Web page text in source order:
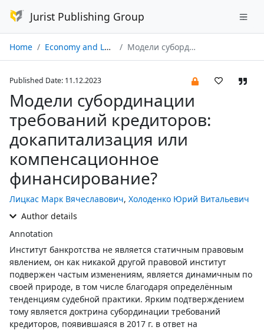
Jurist Publishing Group
Home Economy and Law № 12/2023 Модели субординации требований кредиторов: докапитализация или компенсационное финансирование?
Published Date: 11.12.2023
Модели субординации
требований кредиторов:
докапитализация или
компенсационное
финансирование?
Лицкас Марк Вячеславович, Холоденко Юрий Витальевич
Author details
Annotation
Институт банкротства не является статичным правовым
явлением, он как никакой другой правовой институт
подвержен частым изменениям, является динамичным по
своей природе, в том числе благодаря определённым
тенденциям судебной практики. Ярким подтверждением
тому является доктрина субординации требований
кредиторов, появившаяся в 2017 г. в ответ на